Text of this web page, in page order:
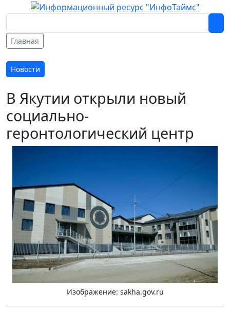
Главная
Новости
В Якутии открыли новый
социально-
геронтологический центр
Изображение: sakha.gov.ru